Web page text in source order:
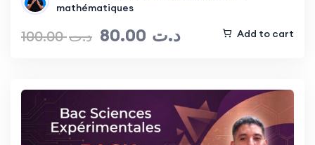
mathématiques
100.00د.ت 80.00 د.ت Add to cart